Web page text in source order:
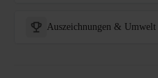
Auszeichnungen & Umwelt